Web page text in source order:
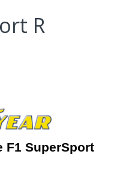
R
F1 SuperSport